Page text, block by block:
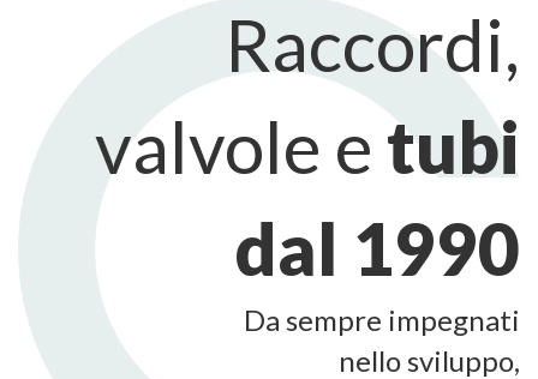
Raccordi,
valvole e tubi
dal 1990
Da sempre impegnati
nello sviluppo,